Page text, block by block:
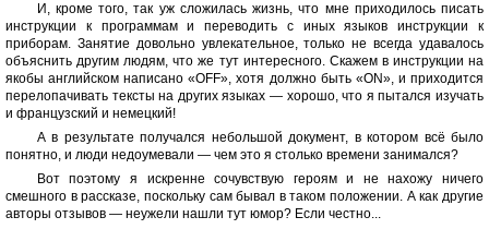
И, кроме того, так уж сложилась жизнь, что мне приходилось писать
инструкции к программам и переводить с иных языков инструкции к
приборам. Занятие довольно увлекательное, только не всегда удавалось
объяснить другим людям, что же тут интересного. Скажем в инструкции на
якобы английском написано «OFF», хотя должно быть «ON», и приходится
перелопачивать тексты на других языках — хорошо, что я пытался изучать
и французский и немецкий!
А в результате получался небольшой документ, в котором всё было
понятно, и люди недоумевали — чем это я столько времени занимался?
Вот поэтому я искренне сочувствую героям и не нахожу ничего
смешного в рассказе, поскольку сам бывал в таком положении. А как другие
авторы отзывов — неужели нашли тут юмор? Если честно...